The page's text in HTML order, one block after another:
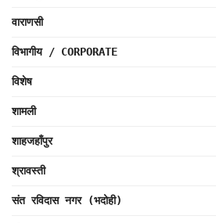
वाराणसी
विभागीय / CORPORATE
विशेष
शामली
शाहजहाँपुर
श्रावस्ती
संत रविदास नगर (भदोही)